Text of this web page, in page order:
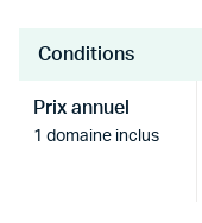
Conditions
Prix annuel
1 domaine inclus